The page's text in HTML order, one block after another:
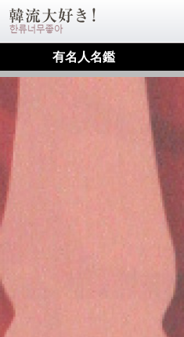
有名人名鑑